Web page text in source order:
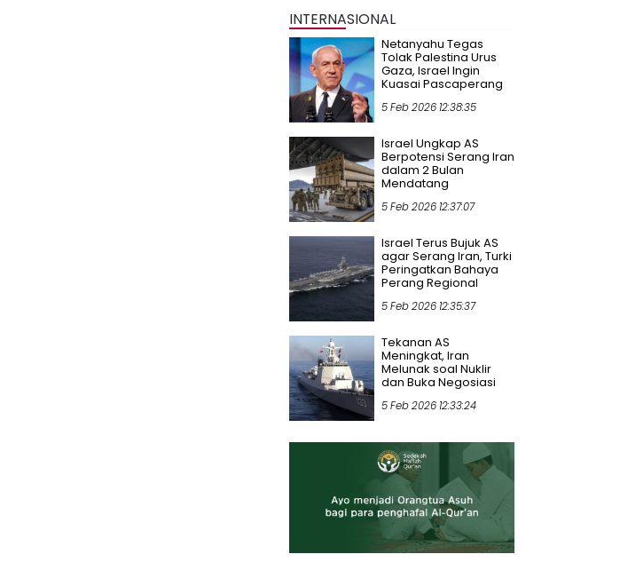
INTERNASIONAL
Netanyahu Tegas
Tolak Palestina Urus
Gaza, Israel Ingin
Kuasai Pascaperang
5 Feb 2026 12:38:35
Israel Ungkap AS
Berpotensi Serang Iran
dalam 2 Bulan
Mendatang
5 Feb 2026 12:37:07
Israel Terus Bujuk AS
agar Serang Iran, Turki
Peringatkan Bahaya
Perang Regional
5 Feb 2026 12:35:37
Tekanan AS
Meningkat, Iran
Melunak soal Nuklir
dan Buka Negosiasi
5 Feb 2026 12:33:24